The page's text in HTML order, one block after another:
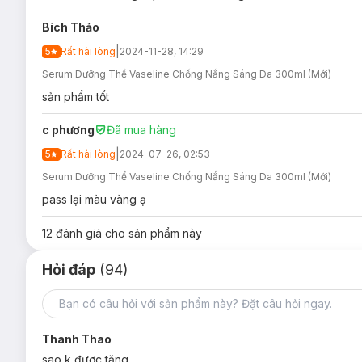
Bảo vệ khỏi khói bụi ô nhiễm:
Bảo vệ trước ánh sáng xanh:
Bảo vệ trước môi trường máy điều hòa: Vaseline
Cùng với hỗn hợp Vitamin gồm Niacinamide, Vitamin C
Công thức serum thấm nhanh, không gây cảm giác
Độ an toàn:
PA++++:
Nơi khô ráo, thoáng mát, tránh ánh nắng trực tiếp.
Lưu ý:
Ngày sản xuất:Xem chi tiết trên bao bì.
Bích Thảo
5 Rất hài lòng 2024-11-28, 14:29
Serum Dưỡng Thể Vaseline Chống Nắng Sáng Da 300ml (Mới)
sản phẩm tốt
c phương Đã mua hàng
5 Rất hài lòng 2024-07-26, 02:53
Serum Dưỡng Thể Vaseline Chống Nắng Sáng Da 300ml (Mới)
pass lại màu vàng ạ
12 đánh giá cho sản phẩm này
Hỏi đáp (94)
Thanh Thao
sao k được tặng